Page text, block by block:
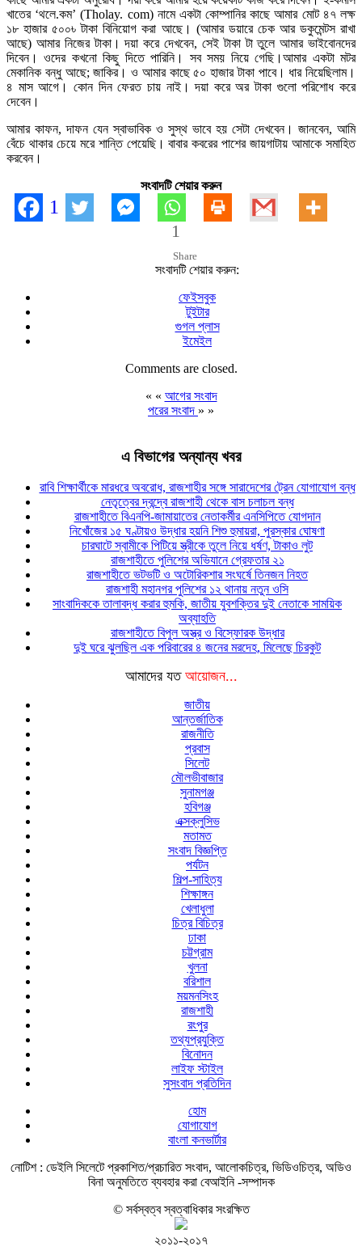
খাতের ‘থলে.কম’ (Tholay. com) নামে একটা কোম্পানির কাছে আমার মোট ৪৭ লক্ষ
১৮ হাজার ৫০০৳ টাকা বিনিয়োগ করা আছে। (আমার ডয়ারে চেক আর ডকুমেন্টস রাখা
আছে) আমার নিজের টাকা। দয়া করে দেখবেন, সেই টাকা টা তুলে আমার ভাইবোনদের
দিবেন। ওদের কখনো কিছু দিতে পারিনি। সব সময় নিয়ে গেছি।আমার একটা মটর
মেকানিক বন্ধু আছে; জাকির। ও আমার কাছে ৫০ হাজার টাকা পাবে। ধার নিয়েছিলাম।
৪ মাস আগে। কোন দিন ফেরত চায় নাই। দয়া করে অর টাকা গুলো পরিশোধ করে
দেবেন।
আমার কাফন, দাফন যেন স্বাভাবিক ও সুস্থ ভাবে হয় সেটা দেখবেন। জানবেন, আমি
বেঁচে থাকার চেয়ে মরে শান্তি পেয়েছি। বাবার কবরের পাশের জায়গাটায় আমাকে সমাহিত
করবেন।
সংবাদটি শেয়ার করুন
1
1
Share
সংবাদটি শেয়ার করুন:
ফেইসবুক
টুইটার
গুগল প্লাস
ইমেইল
Comments are closed.
« « আগের সংবাদ
পরের সংবাদ » »
এ বিভাগের অন্যান্য খবর
রাবি শিক্ষার্থীকে মারধরে অবরোধ, রাজশাহীর সঙ্গে সারাদেশের ট্রেন যোগাযোগ বন্ধ
নেতৃত্বের দ্বন্দ্বে রাজশাহী থেকে বাস চলাচল বন্ধ
রাজশাহীতে বিএনপি-জামায়াতের নেতাকর্মীর এনসিপিতে যোগদান
নিখোঁজের ১৫ ঘণ্টায়ও উদ্ধার হয়নি শিশু হুমায়রা, পুরস্কার ঘোষণা
চারঘাটে স্বামীকে পিটিয়ে স্ত্রীকে তুলে নিয়ে ধর্ষণ, টাকাও লুট
রাজশাহীতে পুলিশের অভিযানে গ্রেফতার ২১
রাজশাহীতে ভটভটি ও অটোরিকশার সংঘর্ষে তিনজন নিহত
রাজশাহী মহানগর পুলিশের ১২ থানায় নতুন ওসি
সাংবাদিককে তালাবদ্ধ করার হুমকি, জাতীয় যুবশক্তির দুই নেতাকে সাময়িক
অব্যাহতি
রাজশাহীতে বিপুল অস্ত্র ও বিস্ফোরক উদ্ধার
দুই ঘরে ঝুলছিল এক পরিবারের ৪ জনের মরদেহ, মিলেছে চিরকুট
আমাদের যত আয়োজন...
জাতীয়
আন্তর্জাতিক
রাজনীতি
প্রবাস
সিলেট
মৌলভীবাজার
সুনামগঞ্জ
হবিগঞ্জ
এক্সক্লুসিভ
মতামত
সংবাদ বিজ্ঞপ্তি
পর্যটন
শিল্প-সাহিত্য
শিক্ষাঙ্গন
খেলাধুলা
চিত্র বিচিত্র
ঢাকা
চট্টগ্রাম
খুলনা
বরিশাল
ময়মনসিংহ
রাজশাহী
রংপুর
তথ্যপ্রযুক্তি
বিনোদন
লাইফ স্টাইল
সুসংবাদ প্রতিদিন
হোম
যোগাযোগ
বাংলা কনভার্টার
নোটিশ : ডেইলি সিলেটে প্রকাশিত/প্রচারিত সংবাদ, আলোকচিত্র, ভিডিওচিত্র, অডিও
বিনা অনুমতিতে ব্যবহার করা বেআইনি -সম্পাদক
© সর্বস্বত্ব স্বত্বাধিকার সংরক্ষিত
২০১১-২০১৭